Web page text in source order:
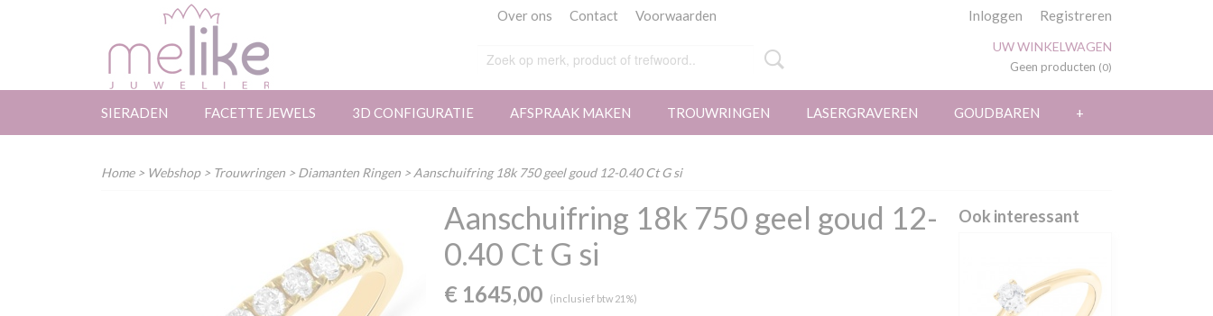
Over ons Contact Voorwaarden Inloggen Registreren
UW WINKELWAGEN
Geen producten (0)
SIERADEN FACETTE JEWELS 3D CONFIGURATIE AFSPRAAK MAKEN TROUWRINGEN LASERGRAVEREN GOUDBAREN +
Home> Webshop> Trouwringen > Diamanten Ringen > Aanschuifring 18k 750 geel goud 12-0.40 Ct G si
Aanschuifring 18k 750 geel goud 12-
0.40 Ct G si
€ 1645,00 (inclusief btw 21%)
Ook interessant